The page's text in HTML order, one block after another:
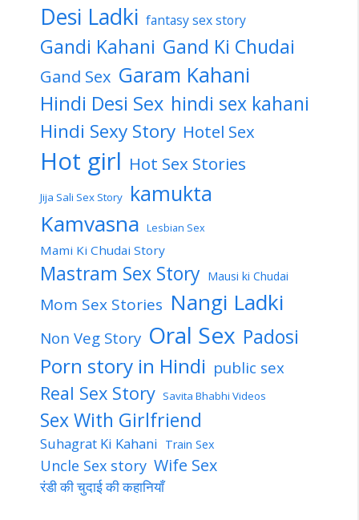
Desi Ladki fantasy sex story
Gandi Kahani Gand Ki Chudai
Gand Sex Garam Kahani
Hindi Desi Sex hindi sex kahani
Hindi Sexy Story Hotel Sex
Hot girl Hot Sex Stories
Jija Sali Sex Story kamukta
Kamvasna Lesbian Sex
Mami Ki Chudai Story
Mastram Sex Story Mausi ki Chudai
Mom Sex Stories Nangi Ladki
Non Veg Story Oral Sex Padosi
Porn story in Hindi public sex
Real Sex Story Savita Bhabhi Videos
Sex With Girlfriend
Suhagrat Ki Kahani Train Sex
Uncle Sex story Wife Sex
रंडी की चुदाई की कहानियाँ